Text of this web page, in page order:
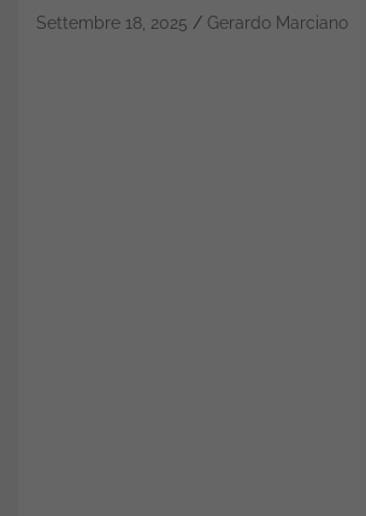
Settembre 18, 2025 Gerardo Marciano